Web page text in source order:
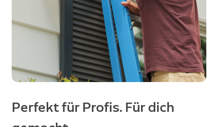
Perfekt für Profis. Für dich